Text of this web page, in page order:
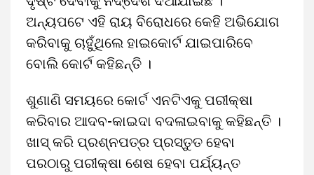
ଅନ୍ୟପଟେ ଏହି ରାୟ ବିରୋଧରେ କେହି ଅଭିଯୋଗ
କରିବାକୁ ଚାହୁଁଥିଲେ ହାଇକୋର୍ଟ ଯାଇପାରିବେ
ବୋଲି କୋର୍ଟ କହିଛନ୍ତି ।
ଶୁଣାଣି ସମୟରେ କୋର୍ଟ ଏନଟିଏକୁ ପରୀକ୍ଷା
କରିବାର ଆଦବ-କାଇଦା ବଦଳାଇବାକୁ କହିଛନ୍ତି ।
ଖାସ୍ କରି ପ୍ରଶ୍ନପତ୍ର ପ୍ରସ୍ତୁତ ହେବା
ପରଠାରୁ ପରୀକ୍ଷା ଶେଷ ହେବା ପର୍ଯ୍ୟନ୍ତ